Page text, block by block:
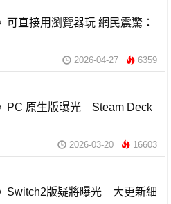
可直接用瀏覽器玩 網民震驚：
2026-04-27 6359
PC 原生版曝光 Steam Deck
2026-03-20 16603
Switch2版疑將曝光 大更新細